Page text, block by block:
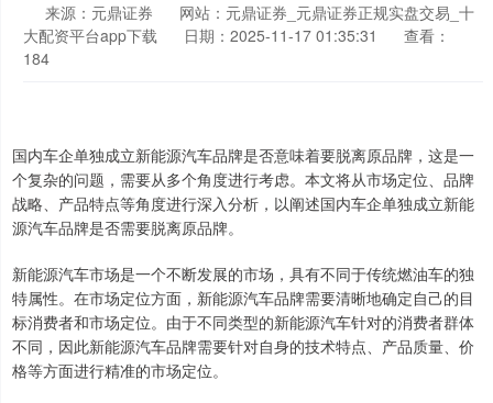
来源：元鼎证券
网站：元鼎证券_元鼎证券正规实盘交易_十
大配资平台app下载
日期：2025-11-17 01:35:31
查看：
184
国内车企单独成立新能源汽车品牌是否意味着要脱离原品牌，这是一
个复杂的问题，需要从多个角度进行考虑。本文将从市场定位、品牌
战略、产品特点等角度进行深入分析，以阐述国内车企单独成立新能
源汽车品牌是否需要脱离原品牌。
新能源汽车市场是一个不断发展的市场，具有不同于传统燃油车的独
特属性。在市场定位方面，新能源汽车品牌需要清晰地确定自己的目
标消费者和市场定位。由于不同类型的新能源汽车针对的消费者群体
不同，因此新能源汽车品牌需要针对自身的技术特点、产品质量、价
格等方面进行精准的市场定位。